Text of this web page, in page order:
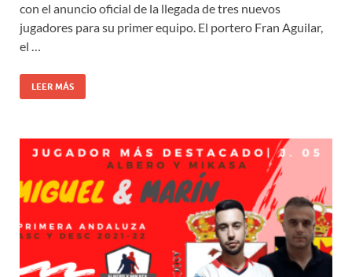
con el anuncio oficial de la llegada de tres nuevos
jugadores para su primer equipo. El portero Fran Aguilar,
el …
LEER MÁS